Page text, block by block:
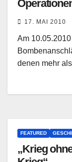
17. MAI 2010
Am
denen mehr
FEATURED
„Krieg